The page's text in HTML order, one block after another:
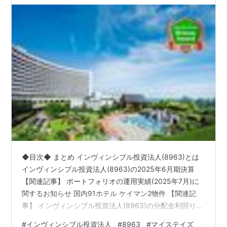
◆目次◆ まとめ インヴィンシブル投資法人(8963)とは
インヴィンシブル投資法人(8963)の2025年6月期決算
【関連記事】 ポートフォリオの運用実績(2025年7月)に
関するお知らせ 国内91ホテル ケイマン2物件 【関連記
事】 インヴィンシブル投資法人(8963)の分配金利回り
#インヴィンシブル投資法人 #8963 #マイステイズ